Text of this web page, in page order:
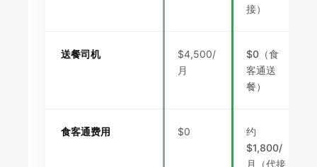
接）
送餐司机
$4,500/
月
$0（食
客通送
餐）
食客通费用 $0
约
$1,800/
月（代接